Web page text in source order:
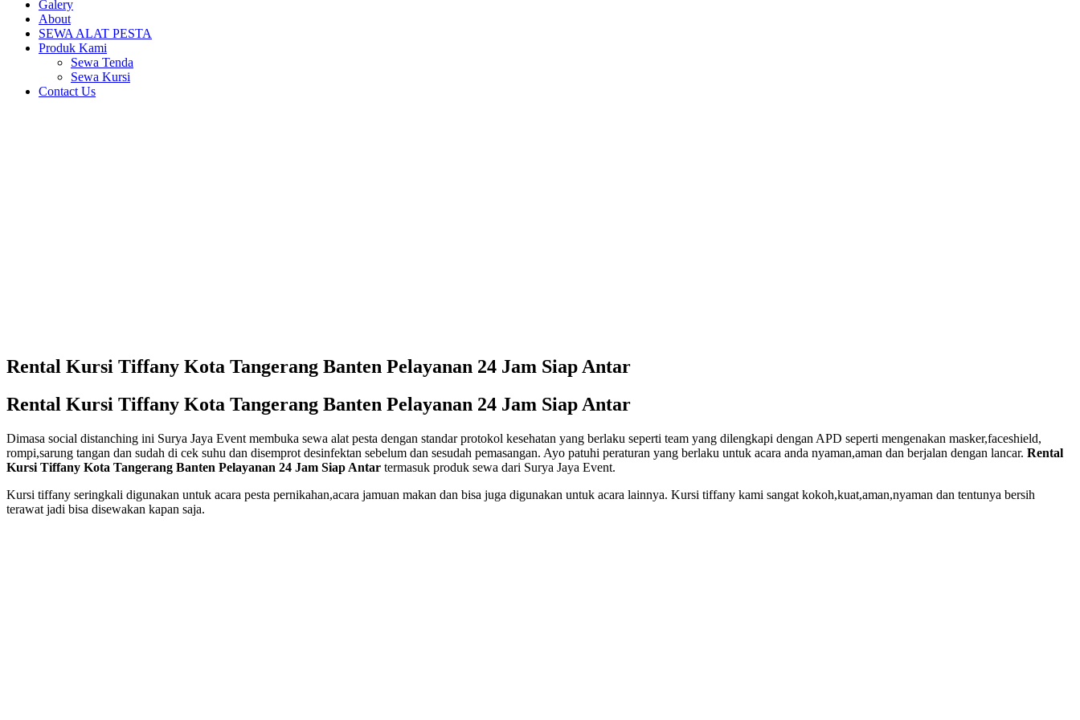
Galery
About
SEWA ALAT PESTA
Produk Kami
Sewa Tenda
Sewa Kursi
Contact Us
Rental Kursi Tiffany Kota Tangerang Banten Pelayanan 24 Jam Siap Antar
Rental Kursi Tiffany Kota Tangerang Banten Pelayanan 24 Jam Siap Antar
Dimasa social distanching ini Surya Jaya Event membuka sewa alat pesta dengan standar protokol kesehatan yang berlaku seperti team yang dilengkapi dengan APD seperti mengenakan masker,faceshield,
rompi,sarung tangan dan sudah di cek suhu dan disemprot desinfektan sebelum dan sesudah pemasangan. Ayo patuhi peraturan yang berlaku untuk acara anda nyaman,aman dan berjalan dengan lancar. Rental
Kursi Tiffany Kota Tangerang Banten Pelayanan 24 Jam Siap Antar termasuk produk sewa dari Surya Jaya Event.
Kursi tiffany seringkali digunakan untuk acara pesta pernikahan,acara jamuan makan dan bisa juga digunakan untuk acara lainnya. Kursi tiffany kami sangat kokoh,kuat,aman,nyaman dan tentunya bersih
terawat jadi bisa disewakan kapan saja.